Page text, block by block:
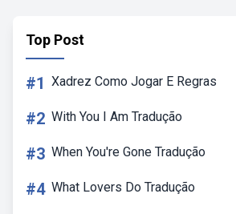
Top Post
#1 Xadrez Como Jogar E Regras
#2 With You I Am Tradução
#3 When You're Gone Tradução
#4 What Lovers Do Tradução